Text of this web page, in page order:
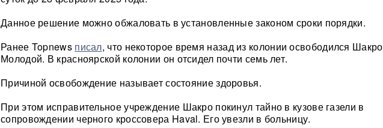
Данное решение можно обжаловать в установленные законом сроки порядки.
Ранее Topnews писал, что некоторое время назад из колонии освободился Шакро
Молодой. В красноярской колонии он отсидел почти семь лет.
Причиной освобождение называет состояние здоровья.
При этом исправительное учреждение Шакро покинул тайно в кузове газели в
сопровождении черного кроссовера Haval. Его увезли в больницу.